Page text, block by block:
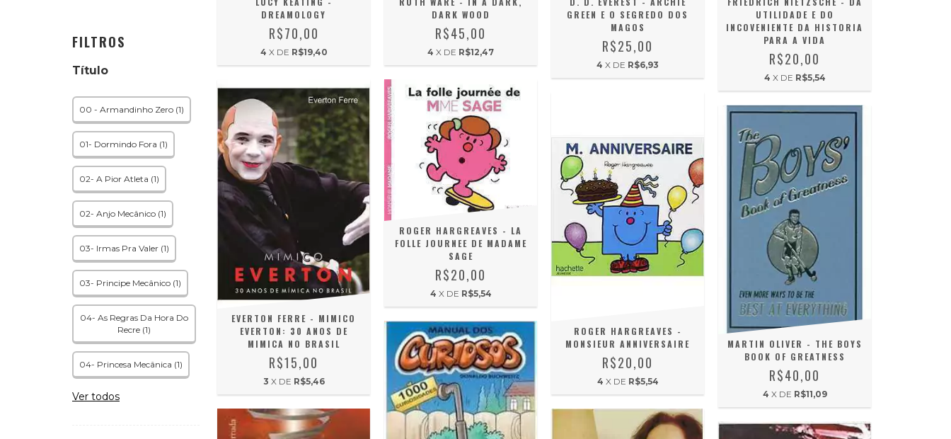
FILTROS
Título
00 - Armandinho Zero (1)
01- Dormindo Fora (1)
02- A Pior Atleta (1)
02- Anjo Mecânico (1)
03- Irmas Pra Valer (1)
03- Principe Mecânico (1)
04- As Regras Da Hora Do
Recre (1)
04- Princesa Mecânica (1)
Ver todos
DREAMOLOGY
R$70,00
4 X DE R$19,40
DARK WOOD
R$45,00
4 X DE R$12,47
GREEN E O SEGREDO DOS
MAGOS
R$25,00
4 X DE R$6,93
UTILIDADE E DO
INCOVENIENTE DA HISTORIA
PARA A VIDA
R$20,00
4 X DE R$5,54
EVERTON FERRE - MIMICO
EVERTON: 30 ANOS DE
MIMICA NO BRASIL
R$15,00
3 X DE R$5,46
ROGER HARGREAVES - LA
FOLLE JOURNEE DE MADAME
SAGE
R$20,00
4 X DE R$5,54
ROGER HARGREAVES -
MONSIEUR ANNIVERSAIRE
R$20,00
4 X DE R$5,54
MARTIN OLIVER - THE BOYS
BOOK OF GREATNESS
R$40,00
4 X DE R$11,09